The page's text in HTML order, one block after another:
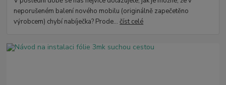
neporušeném balení nového mobilu (originálně zapečetěno
výrobcem) chybí nabíječka? Prode...číst celé